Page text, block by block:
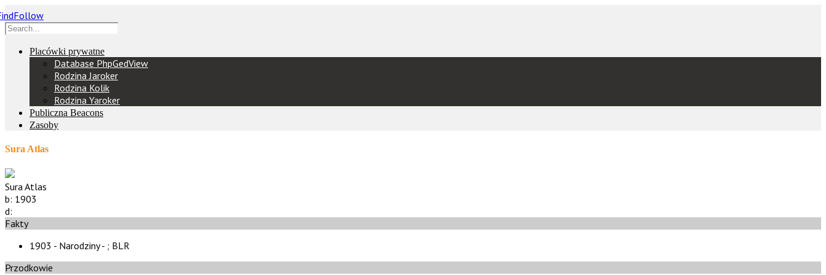
Placówki prywatne
Database PhpGedView
Rodzina Jaroker
Rodzina Kolik
Rodzina Yaroker
Publiczna Beacons
Zasoby
Sura Atlas
Sura Atlas
b: 1903
d:
Fakty
1903 - Narodziny - ; BLR
Przodkowie